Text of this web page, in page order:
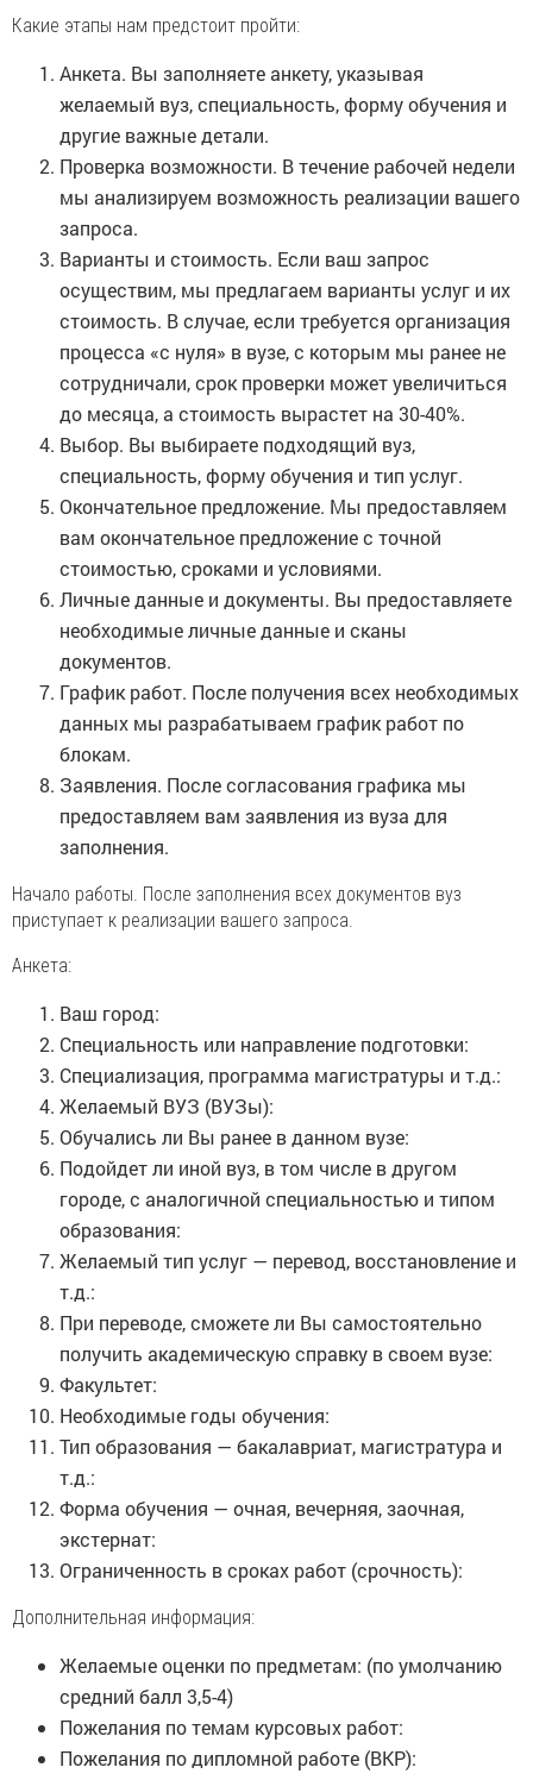
Какие этапы нам предстоит пройти:
Анкета. Вы заполняете анкету, указывая
желаемый вуз, специальность, форму обучения и
другие важные детали.
Проверка возможности. В течение рабочей недели
мы анализируем возможность реализации вашего
запроса.
Варианты и стоимость. Если ваш запрос
осуществим, мы предлагаем варианты услуг и их
стоимость. В случае, если требуется организация
процесса «с нуля» в вузе, с которым мы ранее не
сотрудничали, срок проверки может увеличиться
до месяца, а стоимость вырастет на 30-40%.
Выбор. Вы выбираете подходящий вуз,
специальность, форму обучения и тип услуг.
Окончательное предложение. Мы предоставляем
вам окончательное предложение с точной
стоимостью, сроками и условиями.
Личные данные и документы. Вы предоставляете
необходимые личные данные и сканы
документов.
График работ. После получения всех необходимых
данных мы разрабатываем график работ по
блокам.
Заявления. После согласования графика мы
предоставляем вам заявления из вуза для
заполнения.
Начало работы. После заполнения всех документов вуз
приступает к реализации вашего запроса.
Анкета:
Ваш город:
Специальность или направление подготовки:
Специализация, программа магистратуры и т.д.:
Желаемый ВУЗ (ВУЗы):
Обучались ли Вы ранее в данном вузе:
Подойдет ли иной вуз, в том числе в другом
городе, с аналогичной специальностью и типом
образования:
Желаемый тип услуг — перевод, восстановление и
т.д.:
При переводе, сможете ли Вы самостоятельно
получить академическую справку в своем вузе:
Факультет:
Необходимые годы обучения:
Тип образования — бакалавриат, магистратура и
т.д.:
Форма обучения — очная, вечерняя, заочная,
экстернат:
Ограниченность в сроках работ (срочность):
Дополнительная информация:
Желаемые оценки по предметам: (по умолчанию
средний балл 3,5-4)
Пожелания по темам курсовых работ:
Пожелания по дипломной работе (ВКР):